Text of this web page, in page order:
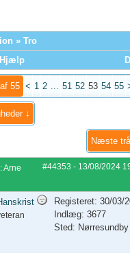
» Tro
Hjælp
55 < 1 2 ... 51 52 53 54 55
↓
Næste
#44353 - 13/08/2024
Arne
Registeret: 30/03/
Indlæg: 3677
Sted: Nørresundby